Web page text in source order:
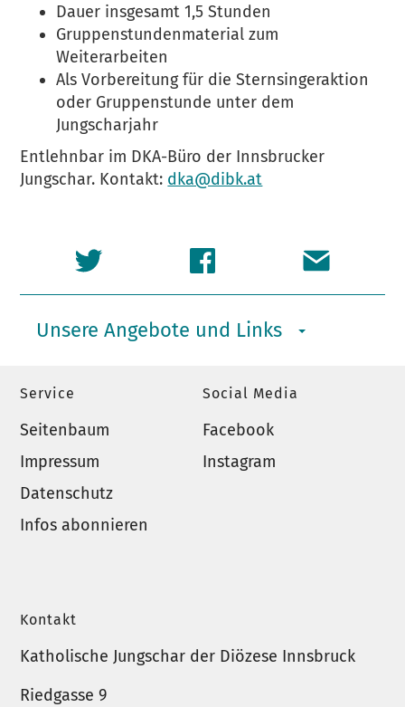
Dauer insgesamt 1,5 Stunden
Gruppenstundenmaterial zum
Weiterarbeiten
Als Vorbereitung für die Sternsingeraktion
oder Gruppenstunde unter dem
Jungscharjahr
Entlehnbar im DKA-Büro der Innsbrucker
Jungschar. Kontakt: dka@dibk.at
Unsere Angebote und Links
Service
Seitenbaum
Impressum
Datenschutz
Infos abonnieren
Social Media
Facebook
Instagram
Kontakt
Katholische Jungschar der Diözese Innsbruck
Riedgasse 9